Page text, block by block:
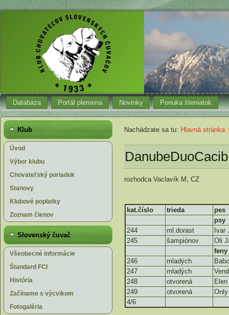
Databáza Portál plemena Novinky Ponuka šteniatok
Klub
Úvod
Výbor klubu
Chovateľský poriadok
Stanovy
Klubové poplatky
Zoznam členov
Slovenský čuvač
Všeobecné informácie
Štandard FCI
História
Začíname s výcvikom
Fotogaléria
Nachádzate sa tu: Hlavná stránka
rozhodca Vaclavík M, CZ
kat.číslo trieda
pes
psy
244
ml.dorast
Ivar
245
šampiónov
Oli
feny
246
mladých
247
mladých
248
otvorená
249
otvorená
4/6